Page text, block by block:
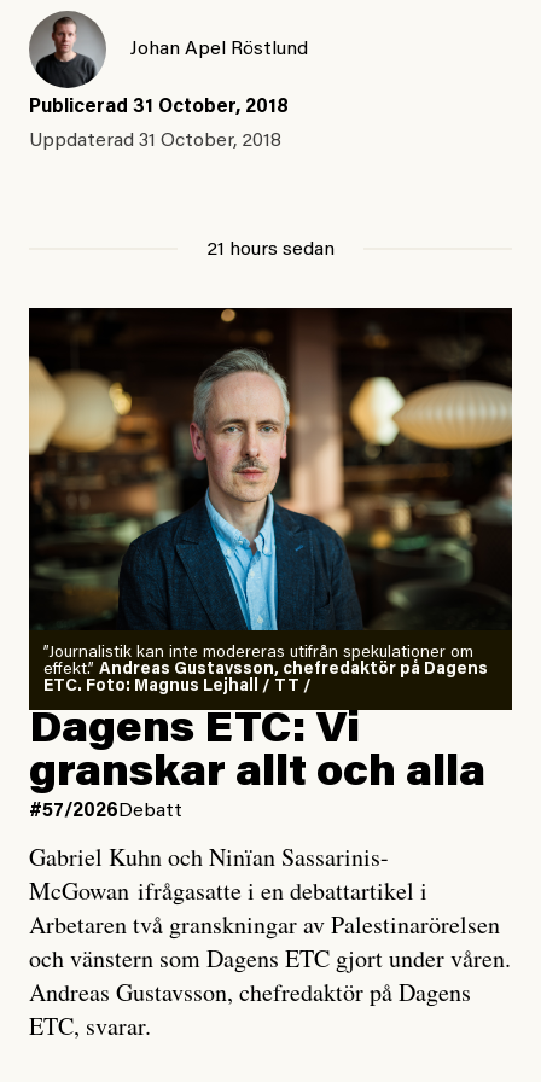
Johan Apel Röstlund
Publicerad 31 October, 2018
Uppdaterad 31 October, 2018
21 hours sedan
”Journalistik kan inte modereras utifrån spekulationer om
effekt.” Andreas Gustavsson, chefredaktör på Dagens
ETC. Foto: Magnus Lejhall / TT /
Dagens ETC: Vi
granskar allt och alla
#57/2026 Debatt
Gabriel Kuhn och Ninïan Sassarinis-
McGowan ifrågasatte i en debattartikel i
Arbetaren två granskningar av Palestinarörelsen
och vänstern som Dagens ETC gjort under våren.
Andreas Gustavsson, chefredaktör på Dagens
ETC, svarar.